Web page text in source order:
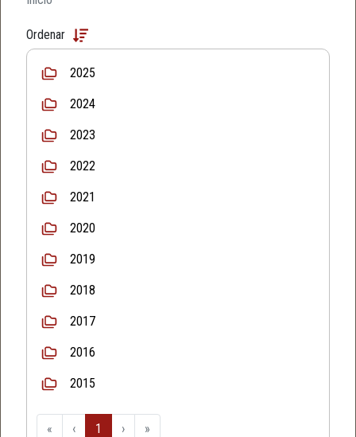
Ordenar
2025
2024
2023
2022
2021
2020
2019
2018
2017
2016
2015
« ‹ 1 › »